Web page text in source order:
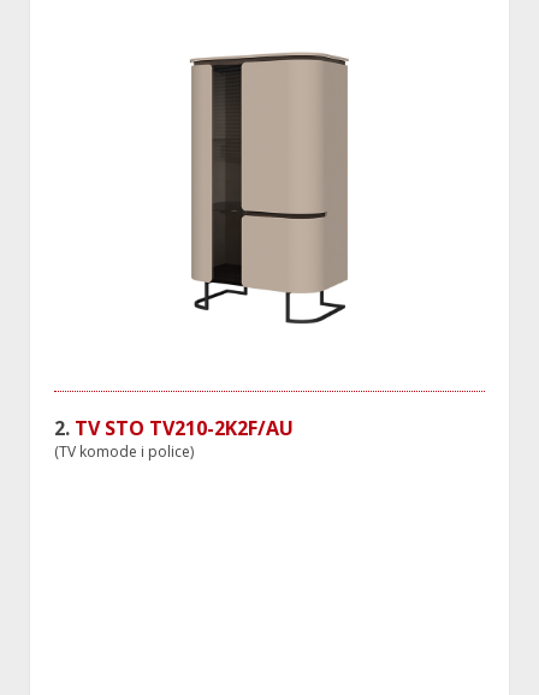
2. TV STO TV210-2K2F/AU
(TV komode i police)